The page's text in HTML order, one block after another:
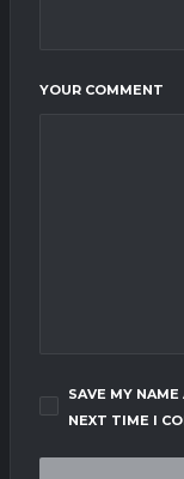
YOUR COMMENT
SAVE MY NAME
NEXT TIME I